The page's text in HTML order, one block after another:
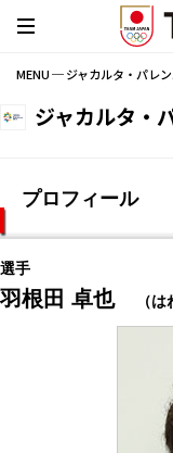
MENU ─ ジャカルタ・パレ
ジャカルタ・
プロフィール
選手
羽根田 卓也 （